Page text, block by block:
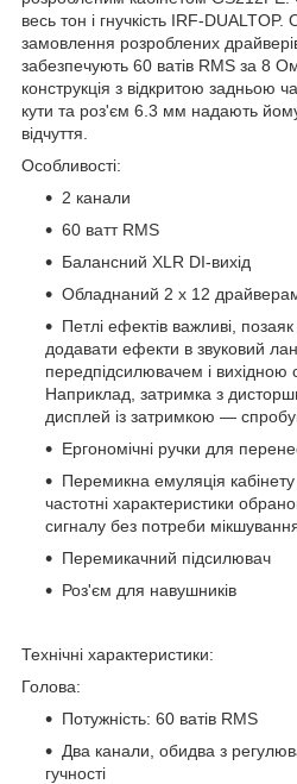
весь тон і гнучкість IRF-
замовлення розроблених
забезпечують 60 ватів RMS за 8
конструкція з відкритою задньою
кути та роз'єм 6.3 мм надають
відчуття.
Особливості:
2 канали
60 ватт RMS
Балансний XLR DI-вихід
Обладнаний 2 x 12
Петлі ефектів важливі,
додавати ефекти в звуковий
передпідсилювачем і вихідною
Наприклад, затримка з
дисплей із затримкою —
Ергономічні ручки для
Перемикна емуляція
частотні характеристики
сигналу без потреби
Перемикачний підсилювач
Роз'єм для навушників
Технічні характеристики:
Голова:
Потужність: 60 ватів RMS
Два канали, обидва з
гучності